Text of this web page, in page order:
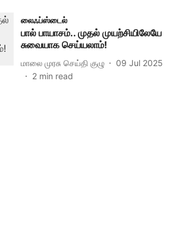
லைஃப்ஸ்டைல்
பால் பாயாசம்.. முதல் முயற்சியிலேயே
சுவையாக செய்யலாம்!
மாலை முரசு செய்தி குழு
09 Jul 2025
2 min read